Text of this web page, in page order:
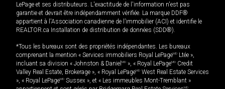
LePage et ses distributeurs. L'exactitude de l'information n'est pas
garantie et devrait être indépendamment vérifiée. La marque DDF®
appartient à l'Association canadienne de l’immobilier (ACI) et identifie le
REALTOR.ca Installation de distribution de données (SDD®).
*Tous les bureaux sont des propriétés indépendantes. Les bureaux
comprenant la mention « Services immobiliers Royal LePageMD Ltée »,
incluant sa division « Johnston & Daniel MD », « Royal LePageMD Credit
Valley Real Estate, Brokerage », « Royal LePageMD West Real Estate Services
», « Royal LePageMD Sussex », et « Les immeubles Mont-Tremblant »
MD